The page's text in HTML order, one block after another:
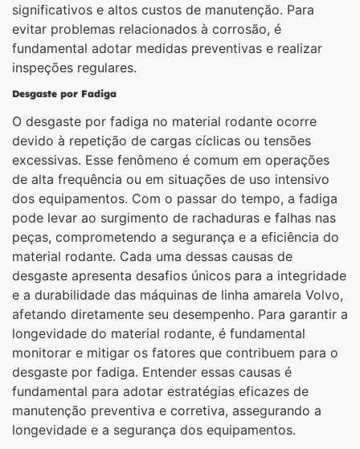
significativos e altos custos de manutenção. Para
evitar problemas relacionados à corrosão, é
fundamental adotar medidas preventivas e realizar
inspeções regulares.
Desgaste por Fadiga
O desgaste por fadiga no material rodante ocorre
devido à repetição de cargas cíclicas ou tensões
excessivas. Esse fenômeno é comum em operações
de alta frequência ou em situações de uso intensivo
dos equipamentos. Com o passar do tempo, a fadiga
pode levar ao surgimento de rachaduras e falhas nas
peças, comprometendo a segurança e a eficiência do
material rodante. Cada uma dessas causas de
desgaste apresenta desafios únicos para a integridade
e a durabilidade das máquinas de linha amarela Volvo,
afetando diretamente seu desempenho. Para garantir a
longevidade do material rodante, é fundamental
monitorar e mitigar os fatores que contribuem para o
desgaste por fadiga. Entender essas causas é
fundamental para adotar estratégias eficazes de
manutenção preventiva e corretiva, assegurando a
longevidade e a segurança dos equipamentos.